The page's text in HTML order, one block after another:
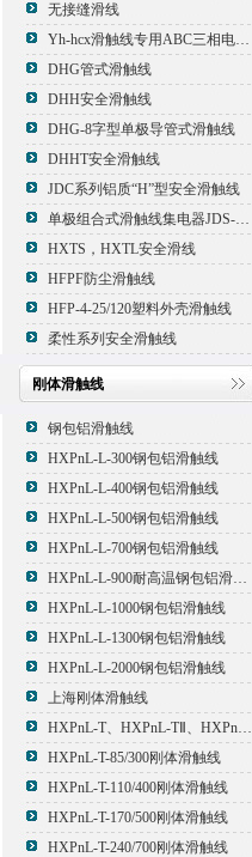
无接缝滑线
Yh-hcx滑触线专用ABC三相电压信号指示灯
DHG管式滑触线
DHH安全滑触线
DHG-8字型单极导管式滑触线
DHHT安全滑触线
JDC系列铝质“H”型安全滑触线
单极组合式滑触线集电器JDS-500*2
HXTS，HXTL安全滑线
HFPF防尘滑触线
HFP-4-25/120塑料外壳滑触线
柔性系列安全滑触线
刚体滑触线
钢包铝滑触线
HXPnL-L-300钢包铝滑触线
HXPnL-L-400钢包铝滑触线
HXPnL-L-500钢包铝滑触线
HXPnL-L-700钢包铝滑触线
HXPnL-L-900耐高温钢包铝滑触线
HXPnL-L-1000钢包铝滑触线
HXPnL-L-1300钢包铝滑触线
HXPnL-L-2000钢包铝滑触线
上海刚体滑触线
HXPnL-T、HXPnL-TⅡ、HXPnL-TⅢ系列钢体滑线
HXPnL-T-85/300刚体滑触线
HXPnL-T-110/400刚体滑触线
HXPnL-T-170/500刚体滑触线
HXPnL-T-240/700刚体滑触线